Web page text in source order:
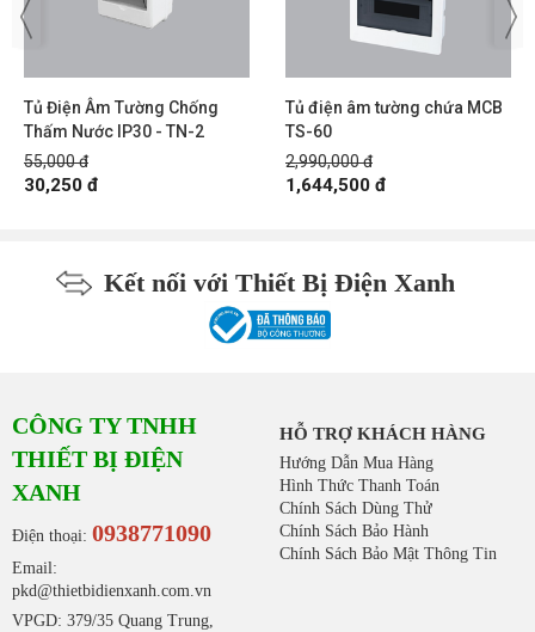
Tủ Điện Âm Tường Chống
Thấm Nước IP30 - TN-2
55,000 đ
30,250 đ
Tủ điện âm tường chứa MCB
TS-60
2,990,000 đ
1,644,500 đ
Kết nối với Thiết Bị Điện Xanh
CÔNG TY TNHH
THIẾT BỊ ĐIỆN
XANH
Điện thoại: 0938771090
Email:
pkd@thietbidienxanh.com.vn
VPGD: 379/35 Quang Trung,
HỖ TRỢ KHÁCH HÀNG
Hướng Dẫn Mua Hàng
Hình Thức Thanh Toán
Chính Sách Dùng Thử
Chính Sách Bảo Hành
Chính Sách Bảo Mật Thông Tin